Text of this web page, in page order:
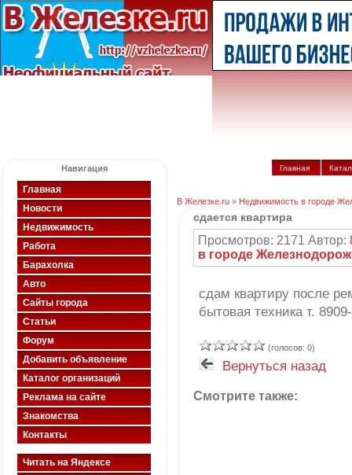
Навигация
Главная
Новости
Недвижимость
Работа
Барахолка
Авто
Сайты города
Статьи
Форум
Добавить объявление
Каталог организаций
Реклама на сайте
Знакомства
Контакты
Читать на Яндексе
Главная
В Железке.ru » Недвижимость в городе
сдается квартира
Просмотров: 2171 Автор:
в городе
сдам квартиру после
бытовая техника т.
(голосов: 0)
Вернуться назад
Смотрите также: